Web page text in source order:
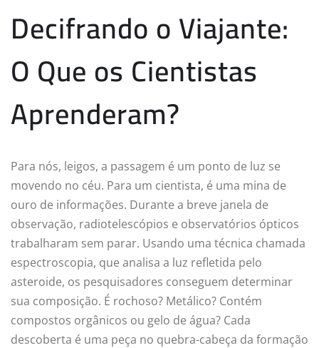
Decifrando o Viajante:
O Que os Cientistas
Aprenderam?
Para nós, leigos, a passagem é um ponto de luz se
movendo no céu. Para um cientista, é uma mina de
ouro de informações. Durante a breve janela de
observação, radiotelescópios e observatórios ópticos
trabalharam sem parar. Usando uma técnica chamada
espectroscopia, que analisa a luz refletida pelo
asteroide, os pesquisadores conseguem determinar
sua composição. É rochoso? Metálico? Contém
compostos orgânicos ou gelo de água? Cada
descoberta é uma peça no quebra-cabeça da formação